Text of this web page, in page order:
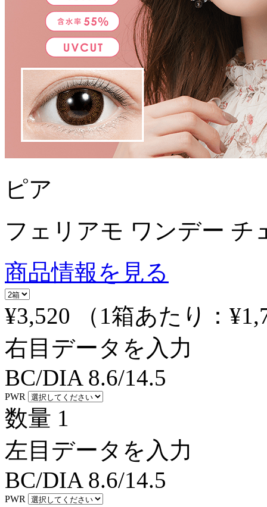
ピア
フェリアモ ワンデー チ
商品情報を見る
¥3,520
（1箱あたり：
右目データを入力
BC/DIA 8.6/14.5
PWR
数量 1
左目データを入力
BC/DIA 8.6/14.5
PWR